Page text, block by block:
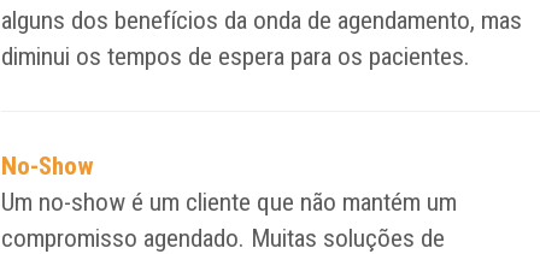
alguns dos benefícios da onda de agendamento, mas
diminui os tempos de espera para os pacientes.
No-Show
Um no-show é um cliente que não mantém um
compromisso agendado. Muitas soluções de